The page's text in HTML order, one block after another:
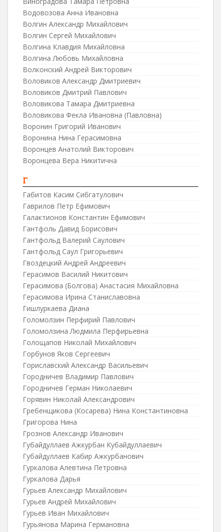
Водовозова Анна Ивановна
Волгин Александр Михайлович
Волгин Сергей Михайлович
Волгина Клавдия Михайловна
Волгина Любовь Михайловна
Волконский Андрей Викторович
Воловиков Александр Дмитриевич
Воловиков Дмитрий Павлович
Воловикова Тамара Дмитриевна
Воловикова Фекла Ивановна (Павловна)
Воронин Григорий Иванович
Воронина Нина Герасимовна
Воронцев Анатолий Викторович
Воронцева Вера Никитична
Г
Габитов Касим Сибгатулович
Гаврилов Петр Ефимович
Галактионов Константин Ефимович
Гантфоль Давид Борисович
Гантфольд Валерий Саулович
Гантфольд Саул Григорьевич
Гвоздецкий Андрей Андреевич
Герасимов Василий Никитович
Герасимова (Болгова) Анастасия Михайловна
Герасимова Ирина Станиславовна
Гишлуркаева Диана
Голомолзин Перфирий Павлович
Голомолзина Людмила Перфирьевна
Голощапов Николай Михайлович
Горбунов Яков Сергеевич
Гориславский Александр Васильевич
Городничев Владимир Павлович
Городничев Герман Николаевич
Горявин Николай Александрович
Гребенщикова (Косарева) Нина Константиновна
Григорова Нина
Грознов Александр Иванович
Губайдуллаев Ажкурбан Кубайдуллаевич
Губайдуллаев Кабир Ажкурбанович
Гуркалова Алевтина Петровна
Гуркалова Дарья
Гурьев Александр Михайлович
Гурьев Андрей Михайлович
Гурьев Иван Михайлович
Гурьянова Марина Германовна